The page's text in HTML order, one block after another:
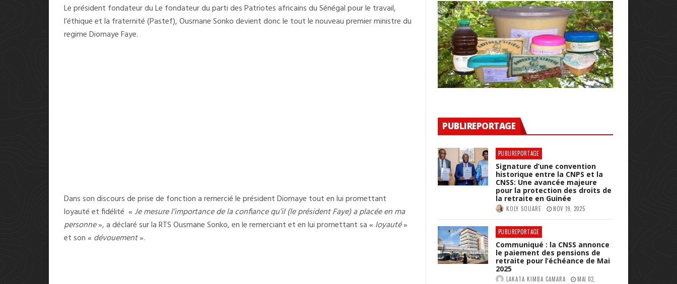
Ousmane
Sonko
Premier
Le président fondateur du Le fondateur du parti des Patriotes africains du Sénégal pour le travail,
l’éthique et la fraternité (Pastef), Ousmane Sonko devient donc le tout le nouveau premier ministre du
regime Diomaye Faye.
Dans son discours de prise de fonction a remercié le président Diomaye tout en lui promettant
loyauté et fidélité «Je mesure l’importance de la confiance qu’il (le président Faye) a placée en ma
personne», a déclaré sur la RTS Ousmane Sonko, en le remerciant et en lui promettant sa « loyauté»
et son « dévouement».
PUBLIREPORTAGE
PUBLIREPORTAGE
Signature d’une convention
historique entre la CNPS et la
CNSS: Une avancée majeure
pour la protection des droits de
la retraite en Guinée
KOLY SOUARE NOV 19, 2025
PUBLIREPORTAGE
Communiqué : la CNSS annonce
le paiement des pensions de
retraite pour l’échéance de Mai
2025
LAKATA KIMBA CAMARA
MAI 02,